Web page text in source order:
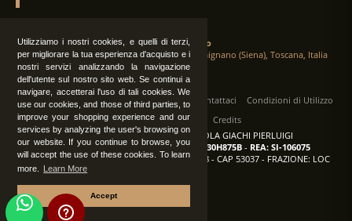
Utilizziamo i nostri cookies, e quelli di terzi,
per migliorare la tua esperienza d'acquisto e i
nostri servizi analizzando la navigazione
dell'utente sul nostro sito web. Se continui a
navigare, accetterai l'uso di tali cookies. We
use our cookies, and those of third parties, to
improve your shopping experience and our
services by analyzing the user's browsing on
our website. If you continue to browse, you
will accept the use of these cookies. To learn
more.
Learn More
Accept
Tenuta Torciano
Via Crocetta 16, Loc. Ulignano 53037 San Gimignano (Siena), Toscana, Italia
Tutti i diritti sono riservati | Operatori Contattaci
Condizioni di Utilizzo
Privacy
Albo Fornitori
Credits
TENUTA TORCIANO AZIENDA AGRICOLA GIACHI PIERLUIGI
P.IVA: IT00375840527 -C.F.: GCHPLG62C30H875B- REA: SI-106075
Sede: SAN GIMIGNANO (SI) - VIA CROCETTA 18 - CAP 53037 - FRAZIONE: LOC